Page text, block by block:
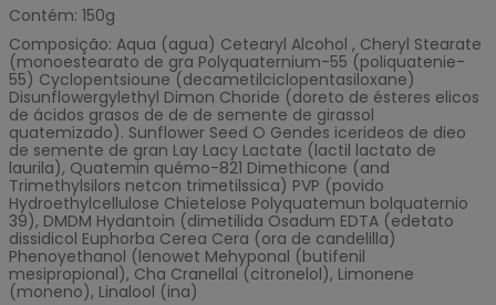
Contém: 150g
Composição: Aqua (agua) Cetearyl Alcohol , Cheryl Stearate
(monoestearato de gra Polyquaternium-55 (poliquatenie-
55) Cyclopentsioune (decametilciclopentasiloxane)
Disunflowergylethyl Dimon Choride (doreto de ésteres elicos
de ácidos grasos de de de semente de girassol
quatemizado). Sunflower Seed O Gendes icerideos de dieo
de semente de gran Lay Lacy Lactate (lactil lactato de
laurila), Quatemin quémo-821 Dimethicone (and
Trimethylsilors netcon trimetilssica) PVP (povido
Hydroethylcellulose Chietelose Polyquatemun bolquaternio
39), DMDM Hydantoin (dimetilida Osadum EDTA (edetato
dissidicol Euphorba Cerea Cera (ora de candelilla)
Phenoyethanol (lenowet Mehyponal (butifenil
mesipropional), Cha Cranellal (citronelol), Limonene
(moneno), Linalool (ina)